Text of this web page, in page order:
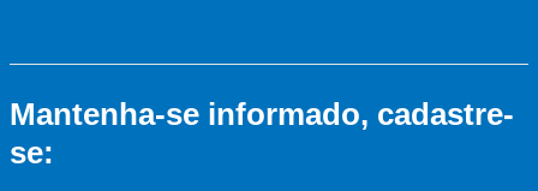
Mantenha-se informado, cadastre-
se: